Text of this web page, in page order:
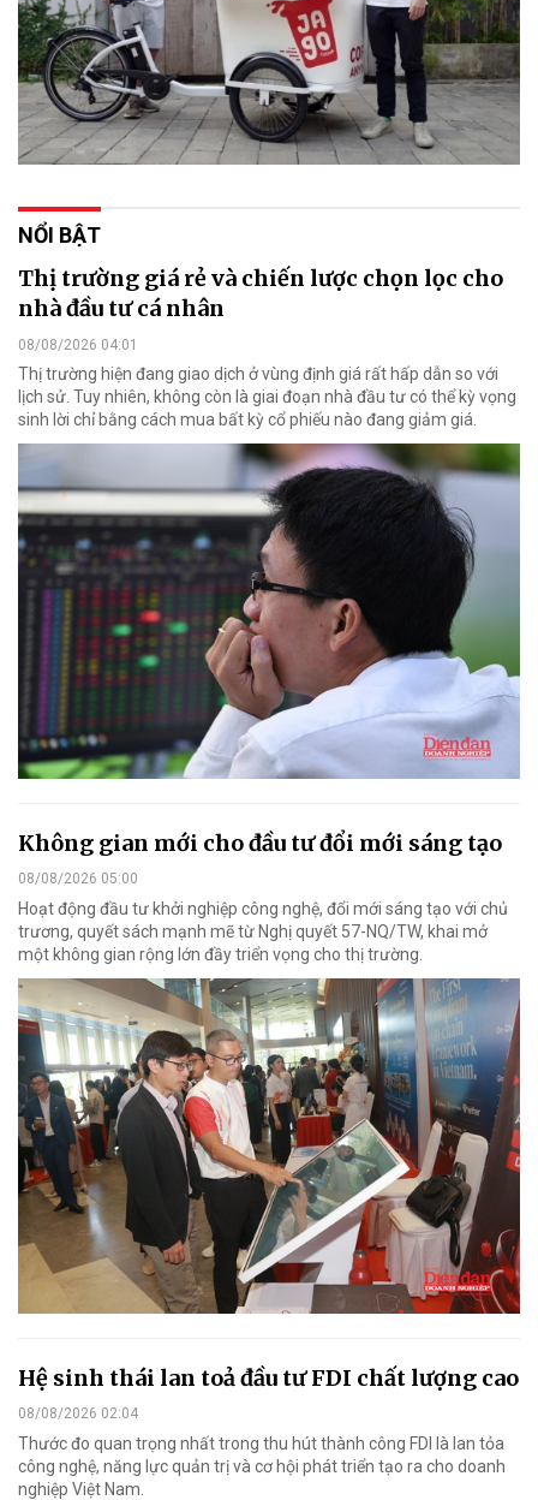
NỔI BẬT
Thị trường giá rẻ và chiến lược chọn lọc cho
nhà đầu tư cá nhân
08/08/2026 04:01
Thị trường hiện đang giao dịch ở vùng định giá rất hấp dẫn so với
lịch sử. Tuy nhiên, không còn là giai đoạn nhà đầu tư có thể kỳ vọng
sinh lời chỉ bằng cách mua bất kỳ cổ phiếu nào đang giảm giá.
Không gian mới cho đầu tư đổi mới sáng tạo
08/08/2026 05:00
Hoạt động đầu tư khởi nghiệp công nghệ, đổi mới sáng tạo với chủ
trương, quyết sách mạnh mẽ từ Nghị quyết 57-NQ/TW, khai mở
một không gian rộng lớn đầy triển vọng cho thị trường.
Hệ sinh thái lan toả đầu tư FDI chất lượng cao
08/08/2026 02:04
Thước đo quan trọng nhất trong thu hút thành công FDI là lan tỏa
công nghệ, năng lực quản trị và cơ hội phát triển tạo ra cho doanh
nghiệp Việt Nam.